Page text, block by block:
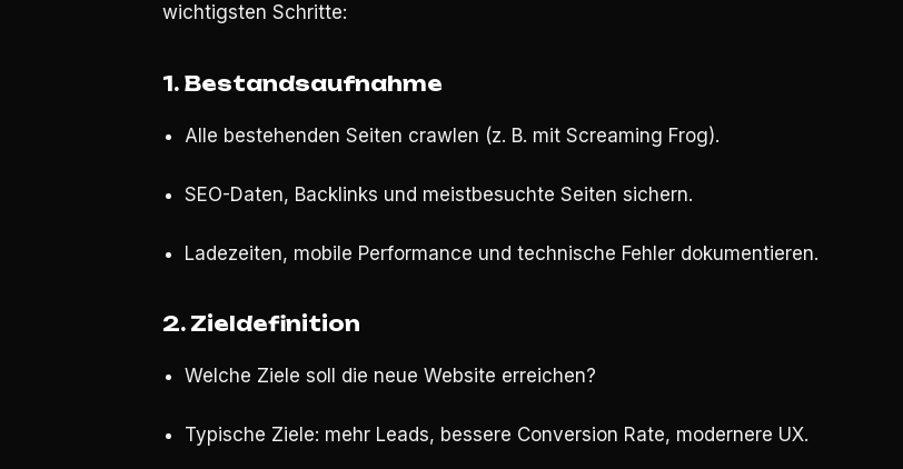
wichtigsten Schritte:
1. Bestandsaufnahme
Alle bestehenden Seiten crawlen (z. B. mit Screaming Frog).
SEO-Daten, Backlinks und meistbesuchte Seiten sichern.
Ladezeiten, mobile Performance und technische Fehler dokumentieren.
2. Zieldefinition
Welche Ziele soll die neue Website erreichen?
Typische Ziele: mehr Leads, bessere Conversion Rate, modernere UX.